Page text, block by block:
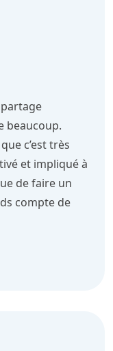
beaucoup.
c’est très
et impliqué à
de faire un
compte de